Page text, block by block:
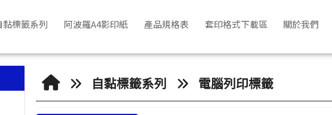
黏標籤系列 阿波羅A4影印紙 產品規格表 套印格式下載區 關於我們
自黏標籤系列 電腦列印標籤